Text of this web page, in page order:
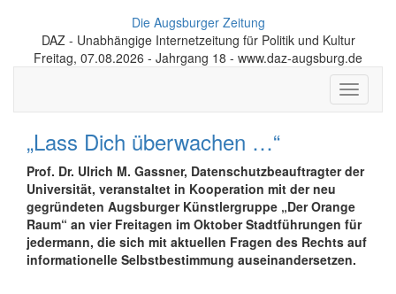
Die Augsburger Zeitung
DAZ - Unabhängige Internetzeitung für Politik und Kultur
Freitag, 07.08.2026 - Jahrgang 18 - www.daz-augsburg.de
Toggle
„Lass Dich überwachen …“
Prof. Dr. Ulrich M. Gassner, Datenschutzbeauftragter der
Universität, veranstaltet in Kooperation mit der neu
gegründeten Augsburger Künstlergruppe „Der Orange
Raum“ an vier Freitagen im Oktober Stadtführungen für
jedermann, die sich mit aktuellen Fragen des Rechts auf
informationelle Selbstbestimmung auseinandersetzen.